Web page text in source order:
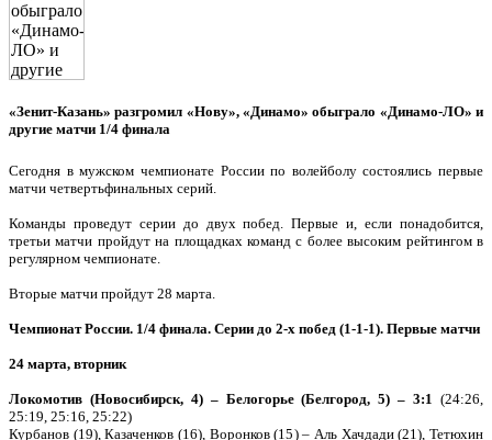
«Зенит-Казань» разгромил «Нову», «Динамо» обыграло «Динамо-ЛО» и
другие матчи 1/4 финала
Сегодня в мужском чемпионате России по волейболу состоялись первые
матчи четвертьфинальных серий.
Команды проведут серии до двух побед. Первые и, если понадобится,
третьи матчи пройдут на площадках команд с более высоким рейтингом в
регулярном чемпионате.
Вторые матчи пройдут 28 марта.
Чемпионат России. 1/4 финала. Серии до 2-х побед (1-1-1). Первые матчи
24 марта, вторник
Локомотив (Новосибирск, 4) – Белогорье (Белгород, 5) – 3:1 (24:26,
25:19, 25:16, 25:22)
Курбанов (19), Казаченков (16), Воронков (15) – Аль Хачдади (21), Тетюхин